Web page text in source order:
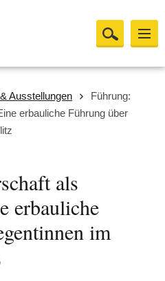
Ausstellungen
Führung:
erbauliche Führung über
als
erbauliche
im